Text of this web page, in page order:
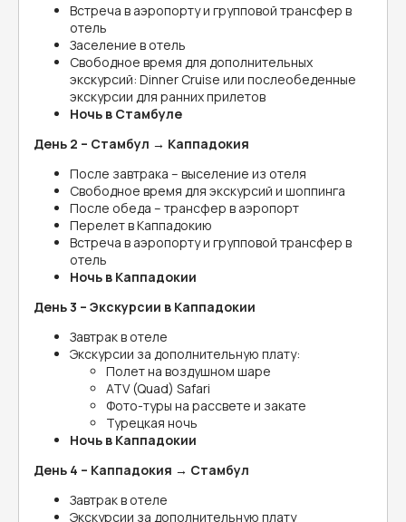
Встреча в аэропорту и групповой трансфер в
отель
Заселение в отель
Свободное время для дополнительных
экскурсий: Dinner Cruise или послеобеденные
экскурсии для ранних прилетов
Ночь в Стамбуле
День 2 – Стамбул → Каппадокия
После завтрака – выселение из отеля
Свободное время для экскурсий и шоппинга
После обеда – трансфер в аэропорт
Перелет в Каппадокию
Встреча в аэропорту и групповой трансфер в
отель
Ночь в Каппадокии
День 3 – Экскурсии в Каппадокии
Завтрак в отеле
Экскурсии за дополнительную плату:
Полет на воздушном шаре
ATV (Quad) Safari
Фото-туры на рассвете и закате
Турецкая ночь
Ночь в Каппадокии
День 4 – Каппадокия → Стамбул
Завтрак в отеле
Экскурсии за дополнительную плату